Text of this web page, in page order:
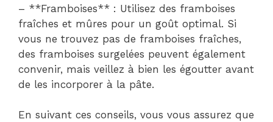
– **Framboises** : Utilisez des framboises
fraîches et mûres pour un goût optimal. Si
vous ne trouvez pas de framboises fraîches,
des framboises surgelées peuvent également
convenir, mais veillez à bien les égoutter avant
de les incorporer à la pâte.
En suivant ces conseils, vous vous assurez que